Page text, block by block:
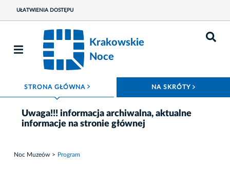
UŁATWIENIA DOSTĘPU
Krakowskie
Noce
STRONA GŁÓWNA ROZWIŃ MENU NA SKRÓTY
Uwaga!!! informacja archiwalna, aktualne
informacje na stronie głównej
Noc Muzeów Program